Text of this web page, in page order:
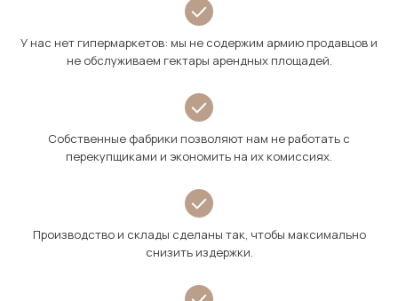
У нас нет гипермаркетов: мы не содержим армию продавцов и
не обслуживаем гектары арендных площадей.
Собственные фабрики позволяют нам не работать с
перекупщиками и экономить на их комиссиях.
Производство и склады сделаны так, чтобы максимально
снизить издержки.